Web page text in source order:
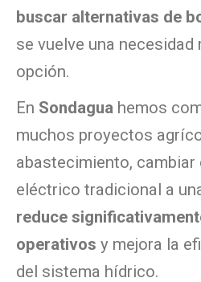
buscar alternativas de
se vuelve una necesidad
opción.
En Sondagua hemos
muchos proyectos
abastecimiento, cambiar
eléctrico tradicional a
reduce
operativos y mejora la
del sistema hídrico.